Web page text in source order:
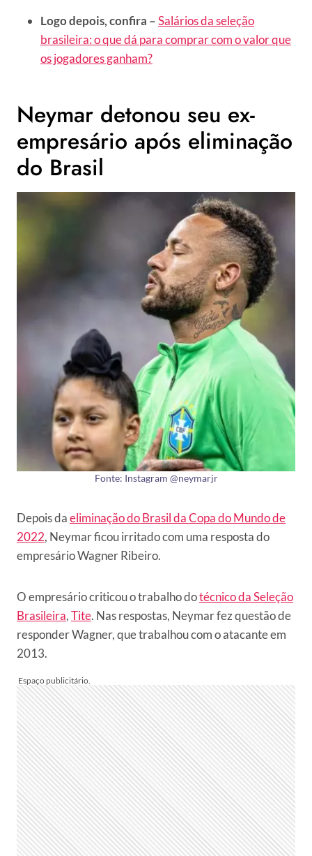
Logo depois, confira –Salários da seleção
brasileira: o que dá para comprar com o valor que
os jogadores ganham?
Neymar detonou seu ex-
empresário após eliminação
do Brasil
Fonte: Instagram @neymarjr
Depois daeliminação do Brasil da Copa do Mundo de
2022, Neymar ficou irritado com uma resposta do
empresário Wagner Ribeiro.
O empresário criticou o trabalho dotécnico da Seleção
Brasileira,Tite. Nas respostas, Neymar fez questão de
responder Wagner, que trabalhou com o atacante em
2013.